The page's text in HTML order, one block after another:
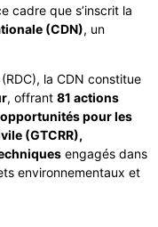
cadre que s’inscrit la
(CDN), un
la CDN constitue
, offrant 81 actions
opportunités pour les
(GTCRR),
engagés dans
environnementaux et